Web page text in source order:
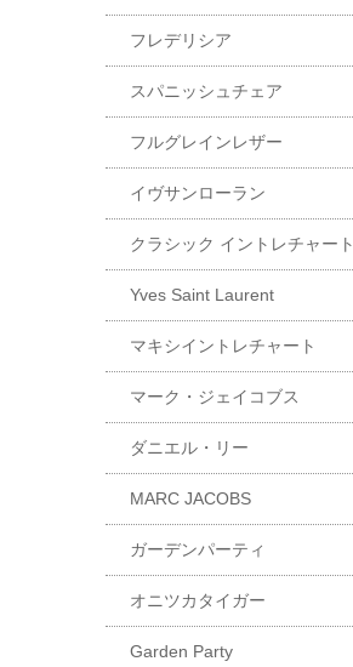
フレデリシア
スパニッシュチェア
フルグレインレザー
イヴサンローラン
クラシック イントレチャート
Yves Saint Laurent
マキシイントレチャート
マーク・ジェイコブス
ダニエル・リー
MARC JACOBS
ガーデンパーティ
オニツカタイガー
Garden Party